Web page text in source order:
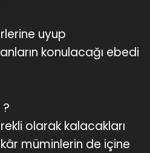
uyup
konulacağı ebedi
olarak kalacakları
müminlerin de içine